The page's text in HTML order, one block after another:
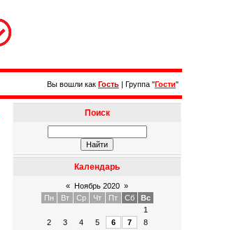
Вы вошли как Гость| Группа "Гости"
Поиск
Календарь
« Ноябрь 2020 »
Пн
Вт Ср Чт Пт Сб
Вс
1
2
3 4 5 6 7
8